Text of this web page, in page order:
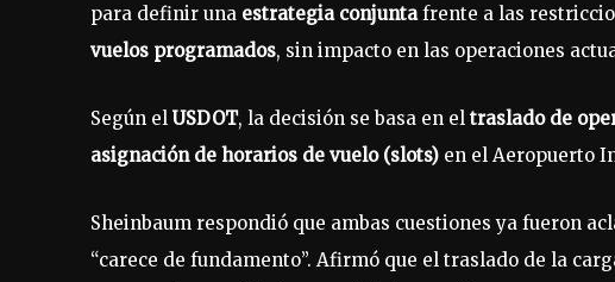
para definir una estrategia conjuntafrente a las
vuelos programados, sin impacto en las operaciones
Según el USDOT, la decisión se basa en el traslado de
asignación de horarios de vuelo (slots) en el Aeropuerto
Sheinbaum respondió que ambas cuestiones ya fueron
“carece de fundamento”. Afirmó que el traslado de la